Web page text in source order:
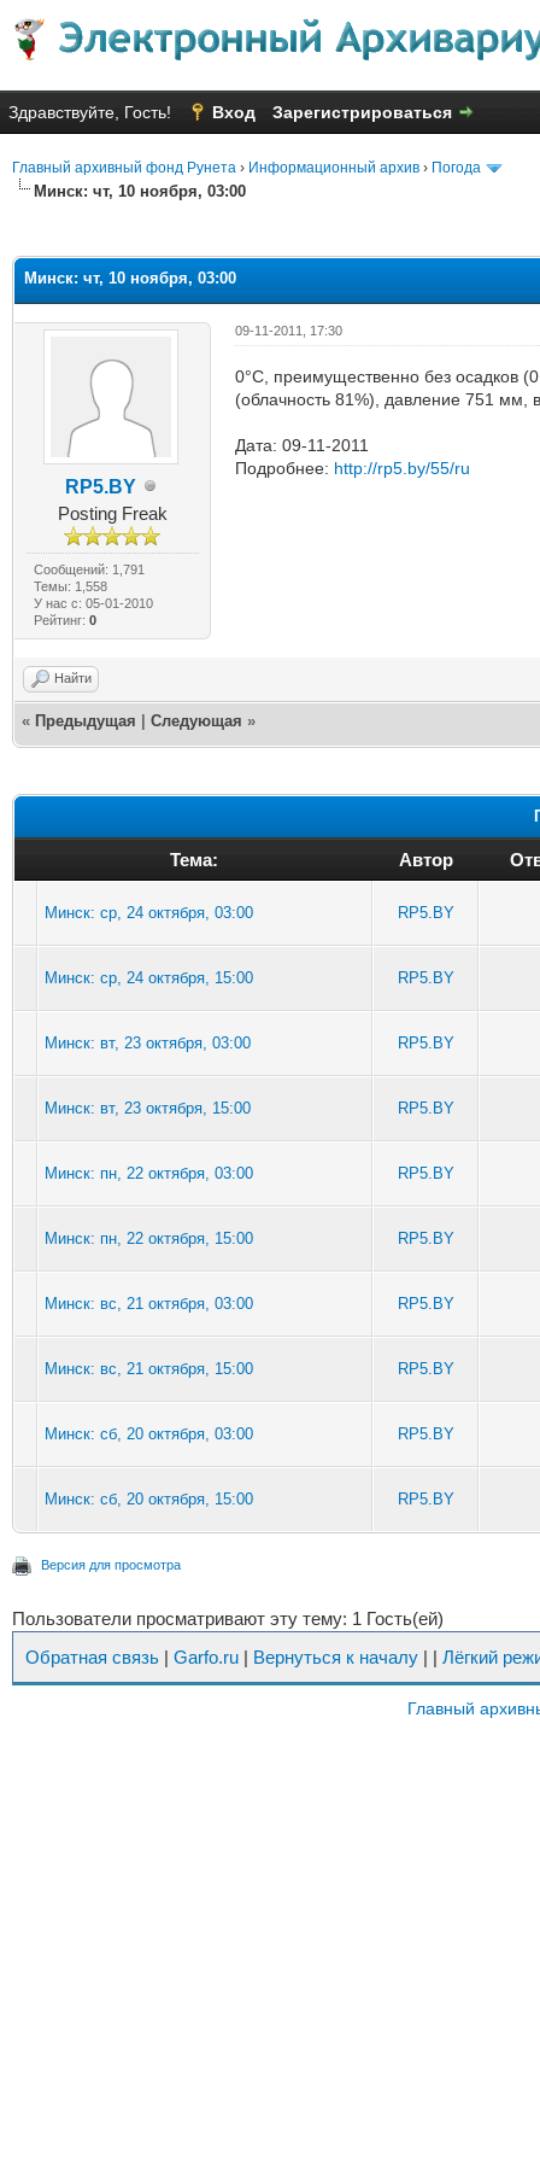
Здравствуйте, Гость! Вход Зарегистрироваться
Главный архивный фонд Рунета › Информационный архив › Погода
Минск: чт, 10 ноября, 03:00
Минск: чт, 10 ноября, 03:00
RP5.BY
Posting Freak
Сообщений: 1,791
Темы: 1,558
У нас с: 05-01-2010
Рейтинг: 0
09-11-2011, 17:30
0°C, преимущественно без осадков
(облачность 81%), давление 751 мм,
Дата: 09-11-2011
Подробнее: http://rp5.by/55/ru
Найти
« Предыдущая Следующая »
Тема: Автор
Минск: ср, 24 октября, 03:00 RP5.BY
Минск: ср, 24 октября, 15:00 RP5.BY
Минск: вт, 23 октября, 03:00 RP5.BY
Минск: вт, 23 октября, 15:00 RP5.BY
Минск: пн, 22 октября, 03:00 RP5.BY
Минск: пн, 22 октября, 15:00 RP5.BY
Минск: вс, 21 октября, 03:00 RP5.BY
Минск: вс, 21 октября, 15:00 RP5.BY
Минск: сб, 20 октября, 03:00 RP5.BY
Минск: сб, 20 октября, 15:00 RP5.BY
Версия для просмотра
Пользователи просматривают эту тему: 1 Гость(ей)
Обратная связь | Garfo.ru | Вернуться к началу | | Лёгкий
Главный